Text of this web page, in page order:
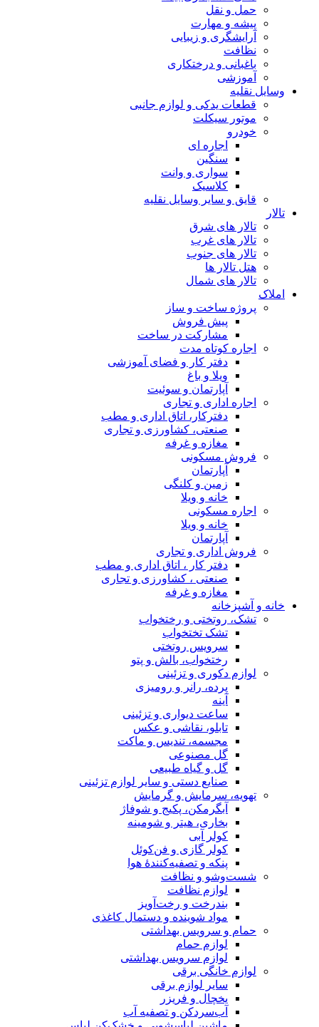
حمل و نقل
پیشه و مهارت
آرایشگری و زیبایی
نظافت
باغبانی و درختکاری
آموزشی
وسایل نقلیه
قطعات یدکی و لوازم جانبی
موتور سیکلت
خودرو
اجاره ای
سنگین
سواری و وانت
کلاسیک
قایق و سایر وسایل نقلیه
تالار
تالار های شرق
تالار های غرب
تالار های جنوب
هتل تالار ها
تالار های شمال
املاک
پروژه ساخت و ساز
پیش فروش
مشارکت در ساخت
اجاره کوتاه مدت
دفتر کار و فضای آموزشی
ویلا و باغ
آپارتمان و سوئیت
اجاره اداری و تجاری
دفترکار، اتاق اداری و مطب
صنعتی، کشاورزی و تجاری
مغازه و غرفه
فروش مسکونی
آپارتمان
زمین و کلنگی
خانه و ویلا
اجاره مسکونی
خانه و ویلا
آپارتمان
فروش اداری و تجاری
دفتر کار ، اتاق اداری و مطب
صنعتی ، کشاورزی و تجاری
مغازه و غرفه
خانه و آشپزخانه
تشک، روتختی و رختخواب
تشک تختخواب
سرویس روتختی
رختخواب، بالش و پتو
لوازم دکوری و تزئینی
پرده، رانر و رومیزی
آینه
ساعت دیواری و تزئینی
تابلو، نقاشی و عکس
مجسمه، تندیس و ماکت
گل مصنوعی
گل و گیاه طبیعی
صنایع دستی و سایر لوازم تزئینی
تهویه، سرمایش و گرمایش
آبگرمکن، پکیج و شوفاژ
بخاری، هیتر و شومینه
کولر آبی
کولر گازی و فن‌کوئل
پنکه و تصفیه‌کنندهٔ هوا
شست‌وشو و نظافت
لوازم نظافت
بندرخت و رخت‌آویز
مواد شوینده و دستمال کاغذی
حمام و سرویس بهداشتی
لوازم حمام
لوازم سرویس بهداشتی
لوازم خانگی برقی
سایر لوازم برقی
یخچال و فریزر
آب‌سردکن و تصفیه آب